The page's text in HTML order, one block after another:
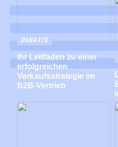
DEBATTE
Ihr Leitfaden zu einer
erfolgreichen
Verkaufsstrategie im
B2B-Vertrieb